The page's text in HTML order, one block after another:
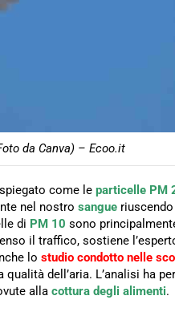
da Canva) – Ecoo.it
come le particelle PM
nel nostro sangue
di PM 10 sono
il traffico, sostiene
lo studio condotto nelle
qualità dell’aria. L’analisi ha
alla cottura degli alimenti.